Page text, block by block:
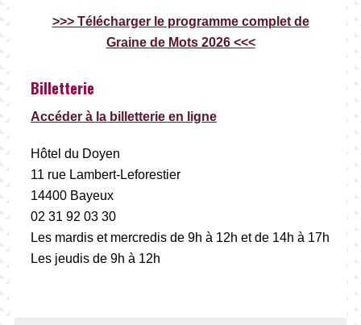
>>> Télécharger le programme complet de
Graine de Mots 2026 <<<
Billetterie
Accéder à la billetterie en ligne
Hôtel du Doyen
11 rue Lambert-Leforestier
14400 Bayeux
02 31 92 03 30
Les mardis et mercredis de 9h à 12h et de 14h à 17h
Les jeudis de 9h à 12h